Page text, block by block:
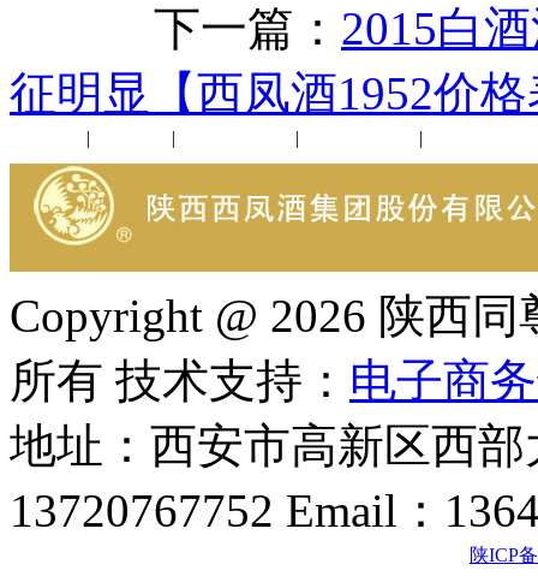
下一篇： 2015白
征明显【西凤酒1952价
| | | |
Copyright @ 2026 陕西
所有 技术支持： 电子商
地址：西安市高新区西
13720767752 Email：
陕ICP